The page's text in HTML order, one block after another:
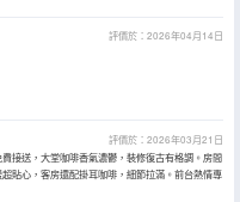
評價於：2026年04月14日
評價於：2026年03月21日
接送，大堂咖啡香氣濃鬱，裝修復古有格調。房間
貼心，客房還配掛耳咖啡，細節拉滿。前台熱情專